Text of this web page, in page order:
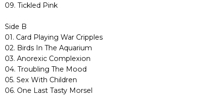
09. Tickled Pink
Side B
01. Card Playing War Cripples
02. Birds In The Aquarium
03. Anorexic Complexion
04. Troubling The Mood
05. Sex With Children
06. One Last Tasty Morsel